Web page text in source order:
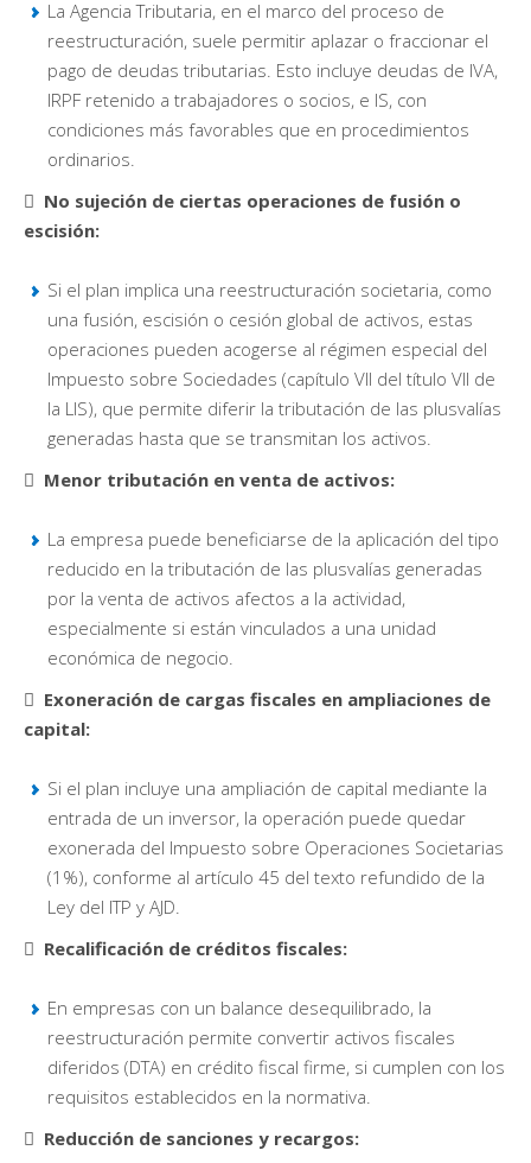
La Agencia Tributaria, en el marco del proceso de
reestructuración, suele permitir aplazar o fraccionar el
pago de deudas tributarias. Esto incluye deudas de IVA,
IRPF retenido a trabajadores o socios, e IS, con
condiciones más favorables que en procedimientos
ordinarios.
 No sujeción de ciertas operaciones de fusión o
escisión:
Si el plan implica una reestructuración societaria, como
una fusión, escisión o cesión global de activos, estas
operaciones pueden acogerse al régimen especial del
Impuesto sobre Sociedades (capítulo VII del título VII de
la LIS), que permite diferir la tributación de las plusvalías
generadas hasta que se transmitan los activos.
 Menor tributación en venta de activos:
La empresa puede beneficiarse de la aplicación del tipo
reducido en la tributación de las plusvalías generadas
por la venta de activos afectos a la actividad,
especialmente si están vinculados a una unidad
económica de negocio.
 Exoneración de cargas fiscales en ampliaciones de
capital:
Si el plan incluye una ampliación de capital mediante la
entrada de un inversor, la operación puede quedar
exonerada del Impuesto sobre Operaciones Societarias
(1%), conforme al artículo 45 del texto refundido de la
Ley del ITP y AJD.
 Recalificación de créditos fiscales:
En empresas con un balance desequilibrado, la
reestructuración permite convertir activos fiscales
diferidos (DTA) en crédito fiscal firme, si cumplen con los
requisitos establecidos en la normativa.
 Reducción de sanciones y recargos: